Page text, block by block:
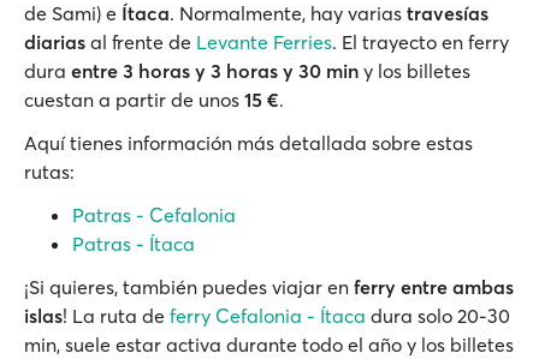
de Sami) e Ítaca. Normalmente, hay varias travesías
diarias al frente de Levante Ferries. El trayecto en ferry
dura entre 3 horas y 3 horas y 30 min y los billetes
cuestan a partir de unos 15 €.
Aquí tienes información más detallada sobre estas
rutas:
Patras - Cefalonia
Patras - Ítaca
¡Si quieres, también puedes viajar en ferry entre ambas
islas! La ruta de ferry Cefalonia - Ítaca dura solo 20-30
min, suele estar activa durante todo el año y los billetes